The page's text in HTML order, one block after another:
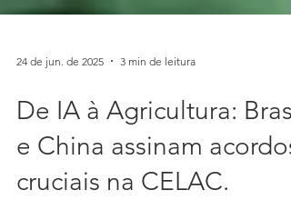
24 de jun. de 2025 3 min de leitura